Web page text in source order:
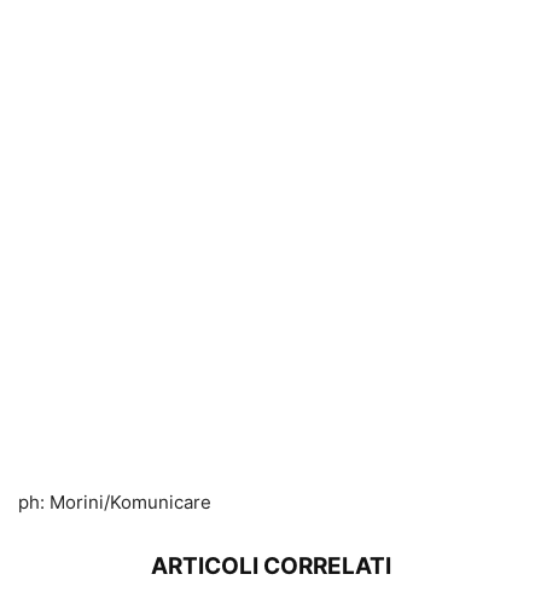
ph: Morini/Komunicare
ARTICOLI CORRELATI